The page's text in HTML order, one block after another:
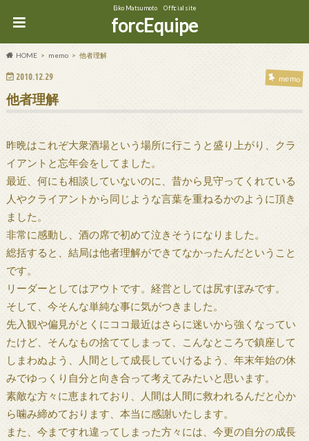
Eiko Matsumoto Official site
forcEquipe
HOME memo 他者理解
2010.12.29 memo
他者理解
昨晩はこれぞ大衆酒場という場所に行こうと盛り上がり、クラ
イアントと忘年会をしてました。
最近、何にも相談していないのに、昔から見守ってくれている
人やクライアントから同じような言葉を重ねるかのように頂き
ました。
非常に感動し、酒の席で初めて泣きそうになりました。
総括すると、結局は他者理解ができてなかったんだということ
です。
リーダーとしてはアウトです。経営としては尻すぼみです。
そして、今そんな単純な事に気がつきました。
先入観や偏見がとくにココ最近はさらに迷いから強くなってい
たけど、そんなもの捨ててしまって、こんなところで鎮座して
しまわぬよう、人間として成長していけるよう、年末年始の休
みでゆっくり自分と向き合って考えてみたいと思います。
素敵な方々に恵まれており、人間は人間に救われるんだと心か
ら噛み締めております、本当に感謝いたします。
また、今まですれ違ってしまった方々には、今更の自分の成長